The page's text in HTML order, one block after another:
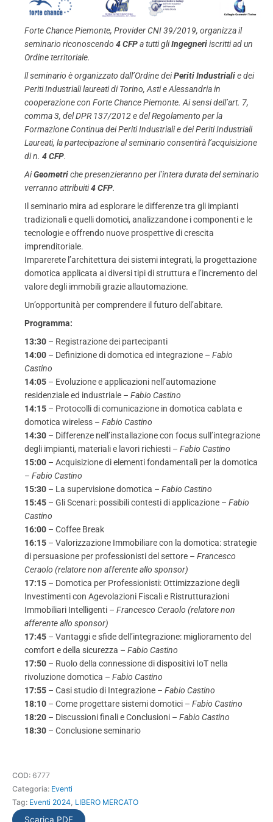
Forte Chance Piemonte, Provider CNI 39/2019, organizza il
seminario riconoscendo 4 CFPa tutti gliIngegneriiscritti ad un
Ordine territoriale.
ll seminario è organizzato dall’Ordine deiPeriti Industrialie dei
Periti Industriali laureati di Torino, Asti e Alessandria in
cooperazione con Forte Chance Piemonte. Ai sensi dell’art. 7,
comma 3, del DPR 137/2012 e del Regolamento per la
Formazione Continua dei Periti Industriali e dei Periti Industriali
Laureati, la partecipazione al seminario consentirà l’acquisizione
di n. 4 CFP.
AiGeometriche presenzieranno per l’intera durata del seminario
verranno attribuiti4 CFP.
Il seminario mira ad esplorare le differenze tra gli impianti
tradizionali e quelli domotici, analizzandone i componenti e le
tecnologie e offrendo nuove prospettive di crescita
imprenditoriale.
Imparerete l’architettura dei sistemi integrati, la progettazione
domotica applicata ai diversi tipi di struttura e l’incremento del
valore degli immobili grazie allautomazione.
Un’opportunità per comprendere il futuro dell’abitare.
Programma:
13:30 – Registrazione dei partecipanti
14:00 – Definizione di domotica ed integrazione – Fabio
Castino
14:05 – Evoluzione e applicazioni nell’automazione
residenziale ed industriale – Fabio Castino
14:15 – Protocolli di comunicazione in domotica cablata e
domotica wireless – Fabio Castino
14:30 – Differenze nell’installazione con focus sull’integrazione
degli impianti, materiali e lavori richiesti – Fabio Castino
15:00 – Acquisizione di elementi fondamentali per la domotica
– Fabio Castino
15:30 – La supervisione domotica – Fabio Castino
15:45 – Gli Scenari: possibili contesti di applicazione – Fabio
Castino
16:00 – Coffee Break
16:15 – Valorizzazione Immobiliare con la domotica: strategie
di persuasione per professionisti del settore – Francesco
Ceraolo (relatore non afferente allo sponsor)
17:15 – Domotica per Professionisti: Ottimizzazione degli
Investimenti con Agevolazioni Fiscali e Ristrutturazioni
Immobiliari Intelligenti – Francesco Ceraolo (relatore non
afferente allo sponsor)
17:45 – Vantaggi e sfide dell’integrazione: miglioramento del
comfort e della sicurezza – Fabio Castino
17:50 – Ruolo della connessione di dispositivi IoT nella
rivoluzione domotica – Fabio Castino
17:55 – Casi studio di Integrazione – Fabio Castino
18:10 – Come progettare sistemi domotici – Fabio Castino
18:20 – Discussioni finali e Conclusioni – Fabio Castino
18:30 – Conclusione seminario
COD: 6777
Categoria: Eventi
Tag: Eventi 2024, LIBERO MERCATO
Scarica PDF